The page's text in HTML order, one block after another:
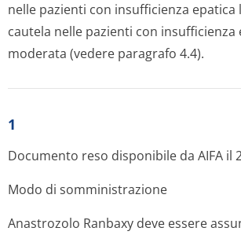
nelle pazienti con insufficienza epatica
cautela nelle pazienti con insufficienza
moderata (vedere paragrafo 4.4).
1
Documento reso disponibile da AIFA il
Modo di somministrazione
Anastrozolo Ranbaxy deve essere